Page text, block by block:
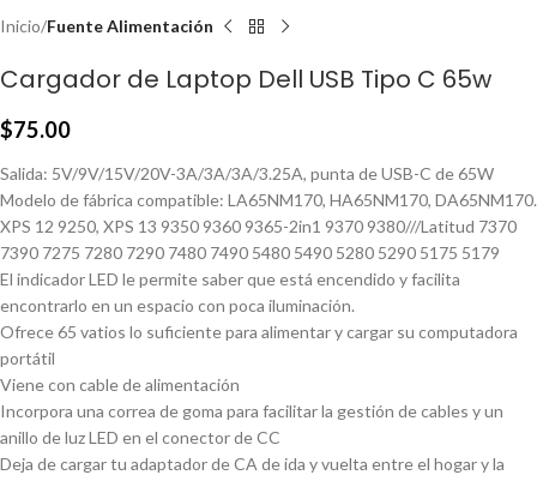
Inicio Fuente Alimentación
Cargador de Laptop Dell USB Tipo C 65w
$75.00
Salida: 5V/9V/15V/20V-3A/3A/3A/3.25A, punta de USB-C de 65W
Modelo de fábrica compatible: LA65NM170, HA65NM170, DA65NM170.
XPS 12 9250, XPS 13 9350 9360 9365-2in1 9370 9380///Latitud 7370
7390 7275 7280 7290 7480 7490 5480 5490 5280 5290 5175 5179
El indicador LED le permite saber que está encendido y facilita
encontrarlo en un espacio con poca iluminación.
Ofrece 65 vatios lo suficiente para alimentar y cargar su computadora
portátil
Viene con cable de alimentación
Incorpora una correa de goma para facilitar la gestión de cables y un
anillo de luz LED en el conector de CC
Deja de cargar tu adaptador de CA de ida y vuelta entre el hogar y la